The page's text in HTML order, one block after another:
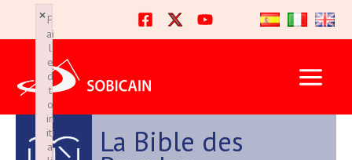
al
contenido
La Bible des
F
ai
l
e
d
t
o
in
iti
a
×F
ai
l
e
d
t
o
in
iti
a
×